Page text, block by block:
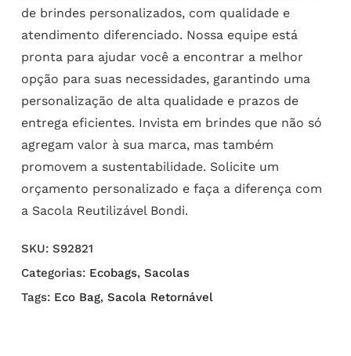
de brindes personalizados, com qualidade e
atendimento diferenciado. Nossa equipe está
pronta para ajudar você a encontrar a melhor
opção para suas necessidades, garantindo uma
personalização de alta qualidade e prazos de
entrega eficientes. Invista em brindes que não só
agregam valor à sua marca, mas também
promovem a sustentabilidade. Solicite um
orçamento personalizado e faça a diferença com
a Sacola Reutilizável Bondi.
SKU: S92821
Categorias: Ecobags, Sacolas
Tags: Eco Bag, Sacola Retornável